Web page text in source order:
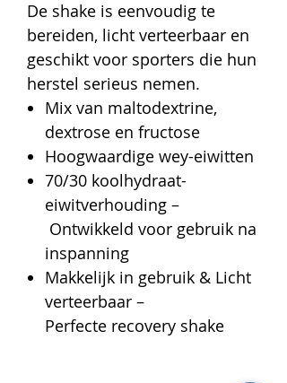
De shake is eenvoudig te
bereiden, licht verteerbaar en
geschikt voor sporters die hun
herstel serieus nemen.
Mix van maltodextrine,
dextrose en fructose
Hoogwaardige wey-eiwitten
70/30 koolhydraat-
eiwitverhouding –
Ontwikkeld voor gebruik na
inspanning
Makkelijk in gebruik & Licht
verteerbaar –
Perfecte recovery shake